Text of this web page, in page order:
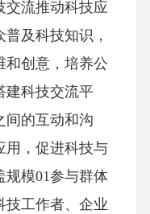
交流推动科技应
及科技知识，
和创意，培养公
建科技交流平
间的互动和沟
用，促进科技与
规模01参与群体
技工作者、企业